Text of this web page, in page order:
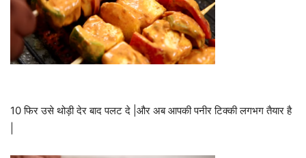
10 फिर उसे थोड़ी देर बाद पलट दे |और अब आपकी पनीर टिक्की लगभग तैयार है